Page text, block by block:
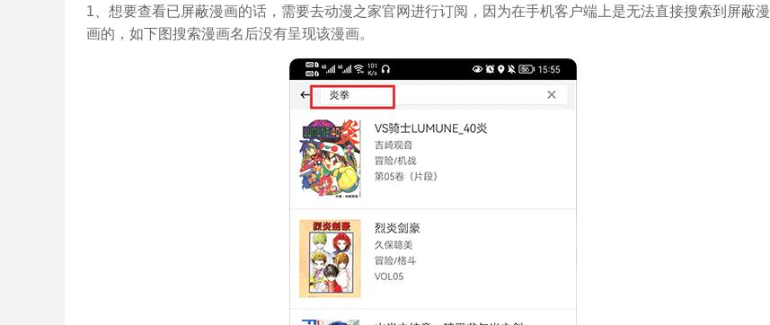
1、想要查看已屏蔽漫画的话，需要去动漫之家官网进行订阅，因为在手机客户端上是无法直接搜索到屏蔽漫
画的，如下图搜索漫画名后没有呈现该漫画。